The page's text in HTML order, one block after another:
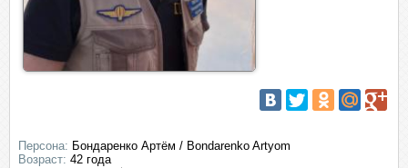
Персона: Бондаренко Артём / Bondarenko Artyom
Возраст: 42 года